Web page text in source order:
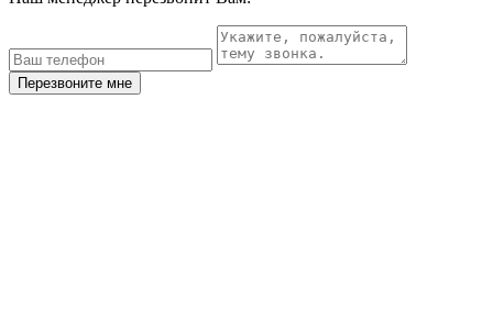
Перезвоните мне